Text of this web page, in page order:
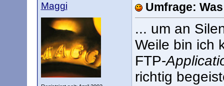
Maggi Umfrage:
... um an
Weile bin ich
FTP-
richtig